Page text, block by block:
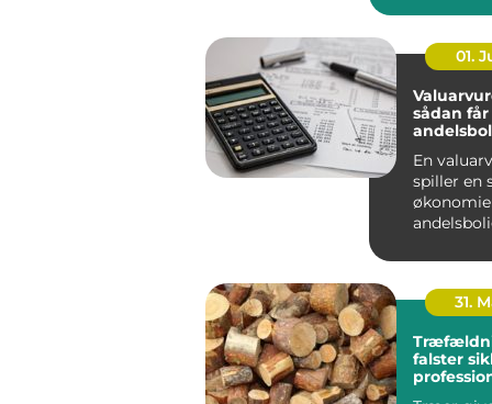
01.
sådan får
En
spiller en
31.
falster sikkert,